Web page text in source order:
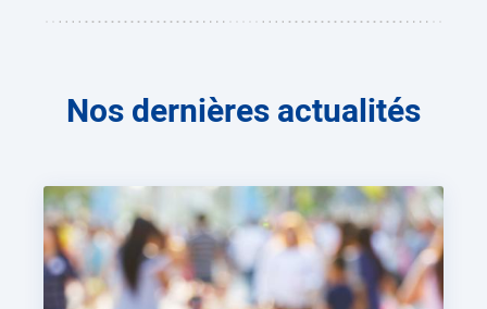
Nos dernières actualités